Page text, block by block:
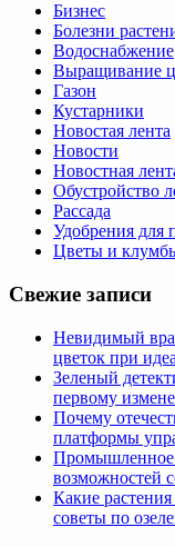
Бизнес
Болезни
Водоснабжение
Выращивание
Газон
Кустарники
Новостая лента
Новости
Новостная
Обустройство
Рассада
Удобрения для
Цветы и
Свежие записи
Невидимый
цветок при
Зеленый
первому
Почему
платформы
Промышленное
возможностей
Какие
советы по